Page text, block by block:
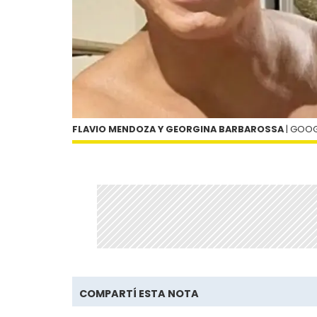
FLAVIO MENDOZA Y GEORGINA BARBAROSSA |
COMPARTÍ ESTA NOTA